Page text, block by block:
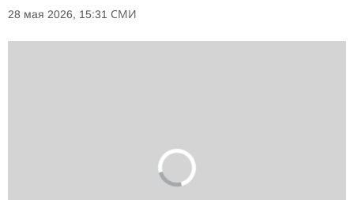
28 мая 2026, 15:31 СМИ